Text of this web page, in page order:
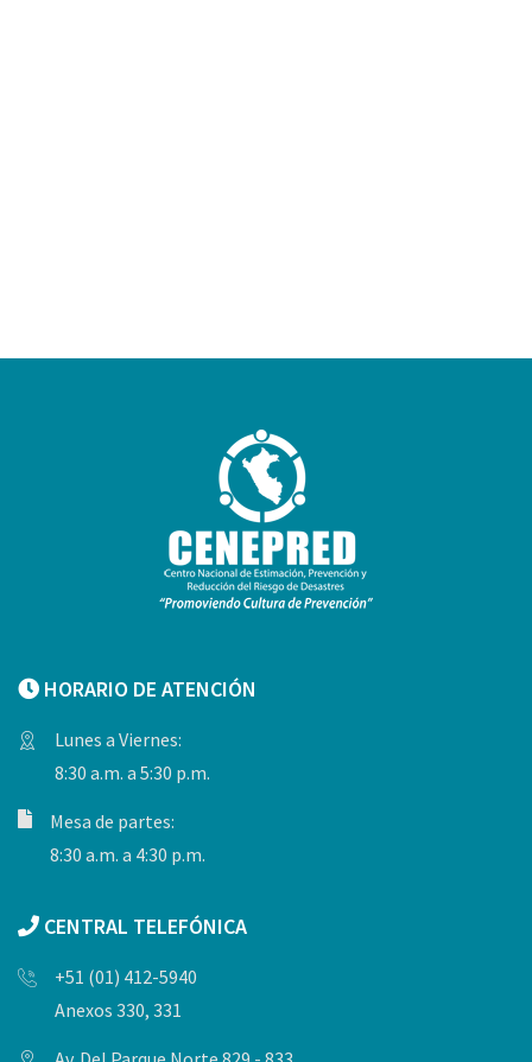
HORARIO DE ATENCIÓN
Lunes a Viernes:
8:30 a.m. a 5:30 p.m.
Mesa de partes:
8:30 a.m. a 4:30 p.m.
CENTRAL TELEFÓNICA
+51 (01) 412-5940
Anexos 330, 331